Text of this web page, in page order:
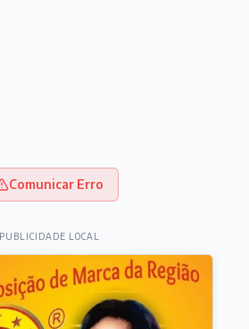
Comunicar Erro
PUBLICIDADE LOCAL